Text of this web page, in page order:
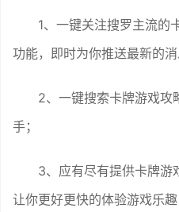
1、一键关注搜罗主流的
功能，即时为你推送最新的消
2、一键搜索卡牌游戏攻
手；
3、应有尽有提供卡牌游
让你更好更快的体验游戏乐趣